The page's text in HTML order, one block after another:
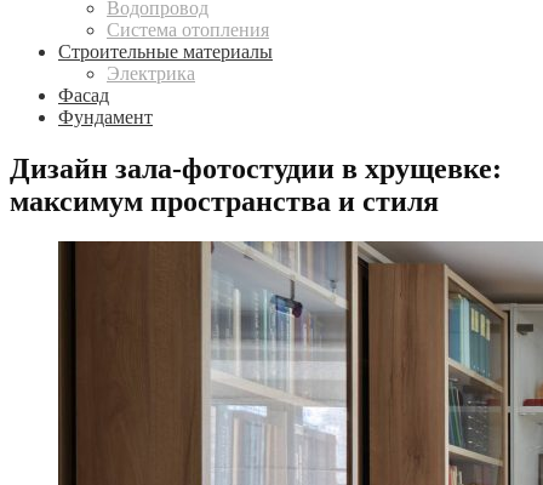
Водопровод
Система отопления
Строительные материалы
Электрика
Фасад
Фундамент
Дизайн зала-фотостудии в хрущевке:
максимум пространства и стиля